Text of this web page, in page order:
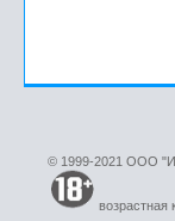
© 1999-2021 ООО
возрастная